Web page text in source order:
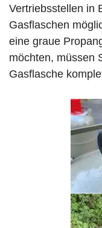
Vertriebsstellen in
Gasflaschen
eine graue
möchten, müssen
Gasflasche